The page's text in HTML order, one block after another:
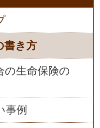
書き方
の生命保険の
事例